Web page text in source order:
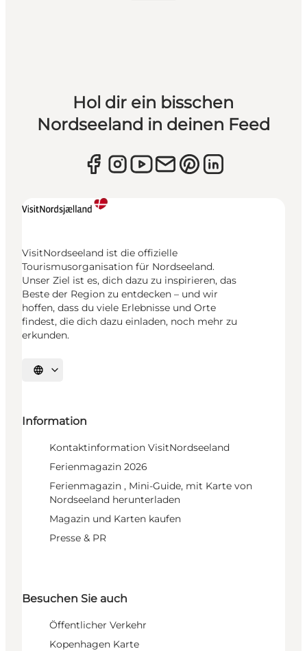
Hol dir ein bisschen
Nordseeland in deinen Feed
VisitNordseeland ist die offizielle
Tourismusorganisation für Nordseeland.
Unser Ziel ist es, dich dazu zu inspirieren, das
Beste der Region zu entdecken – und wir
hoffen, dass du viele Erlebnisse und Orte
findest, die dich dazu einladen, noch mehr zu
erkunden.
Sprache auswählen
Information
Kontaktinformation VisitNordseeland
Ferienmagazin 2026
Ferienmagazin , Mini-Guide, mit Karte von
Nordseeland herunterladen
Magazin und Karten kaufen
Presse & PR
Besuchen Sie auch
Öffentlicher Verkehr
Kopenhagen Karte